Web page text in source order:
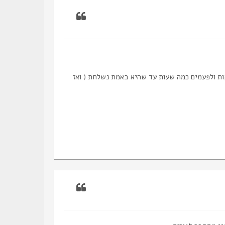
ולפעמים כמה שעות עד שהיא באמת נשלחת ( ואז